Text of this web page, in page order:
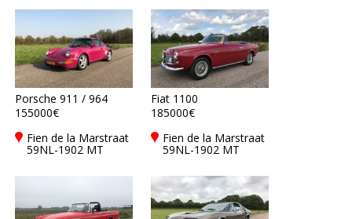
Porsche 911 / 964
155000€
Fien de la Marstraat
59NL-1902 MT
Fiat 1100
185000€
Fien de la Marstraat
59NL-1902 MT